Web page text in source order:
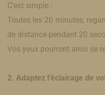
C’est simple :
Toutes les 20 minutes,
de distance pendant 20
Vos yeux pourront ainsi se
2. Adaptez l’éclairage de